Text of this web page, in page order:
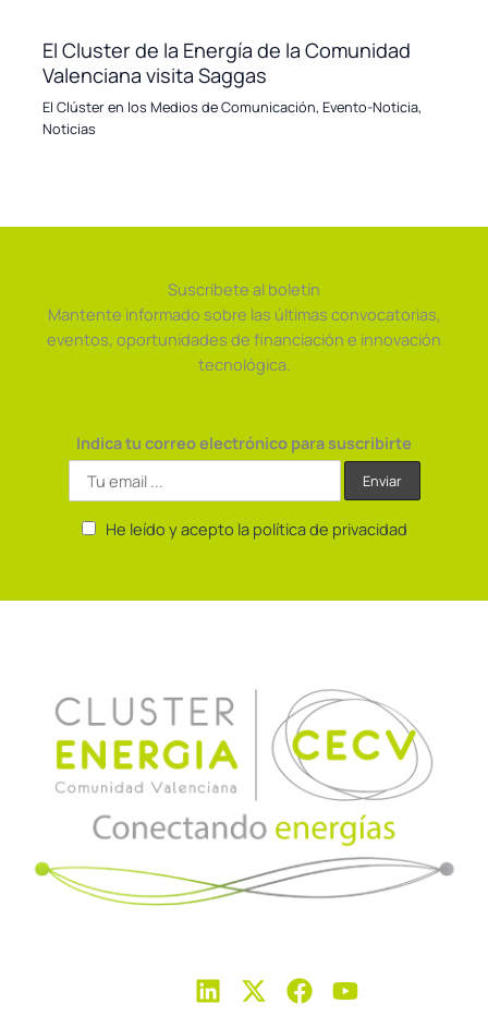
El Cluster de la Energía de la Comunidad
Valenciana visita Saggas
El Clúster en los Medios de Comunicación,Evento-Noticia,
Noticias
Suscríbete al boletín
Mantente informado sobre las últimas convocatorias,
eventos, oportunidades de financiación e innovación
tecnológica.
Indica tu correo electrónico para suscribirte
He leído y acepto la política de privacidad